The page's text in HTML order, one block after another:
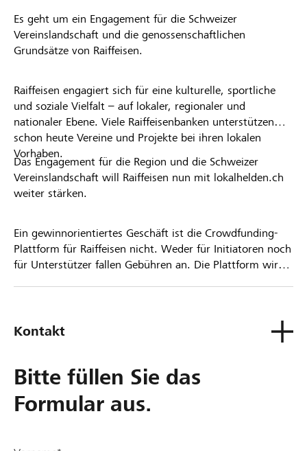
Es geht um ein Engagement für die Schweizer
Vereinslandschaft und die genossenschaftlichen
Grundsätze von Raiffeisen.
Raiffeisen engagiert sich für eine kulturelle, sportliche
und soziale Vielfalt – auf lokaler, regionaler und
nationaler Ebene. Viele Raiffeisenbanken unterstützen
schon heute Vereine und Projekte bei ihren lokalen
Vorhaben.
Das Engagement für die Region und die Schweizer
Vereinslandschaft will Raiffeisen nun mit lokalhelden.ch
weiter stärken.
Ein gewinnorientiertes Geschäft ist die Crowdfunding-
Plattform für Raiffeisen nicht. Weder für Initiatoren noch
für Unterstützer fallen Gebühren an. Die Plattform wird
Kontakt
Bitte füllen Sie das
Formular aus.